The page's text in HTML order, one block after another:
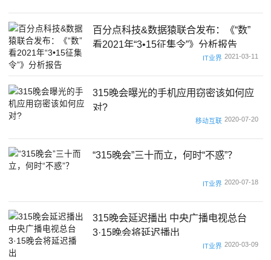
百分点科技&数据猿联合发布：《“数”
看2021年“3•15征集令”》分析报告
IT业界 2021-03-11
315晚会曝光的手机应用窃密该如何应
对?
移动互联 2020-07-20
“315晚会”三十而立，何时“不惑”？
IT业界 2020-07-18
315晚会延迟播出 中央广播电视总台
3·15晚会将延迟播出
IT业界 2020-03-09